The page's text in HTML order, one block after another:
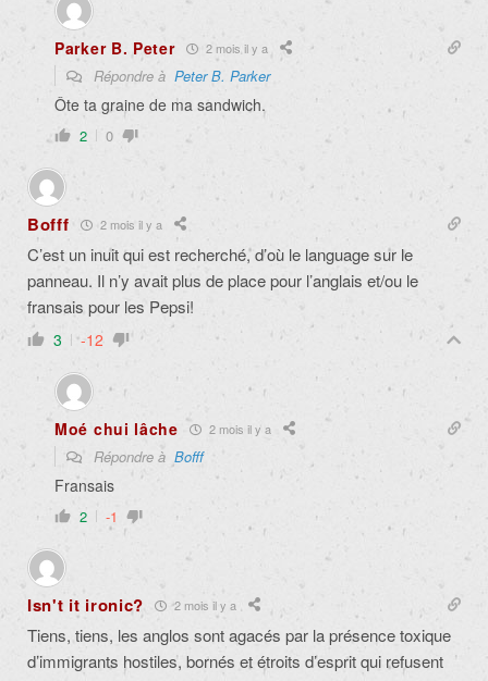
Parker B. Peter 2 mois il y a
Répondre à Peter B. Parker
Ôte ta graine de ma sandwich.
2 0
Bofff 2 mois il y a
C’est un inuit qui est recherché, d’où le language sur le
panneau. Il n’y avait plus de place pour l’anglais et/ou le
fransais pour les Pepsi!
3 -12
Moé chui lâche 2 mois il y a
Répondre à Bofff
Fransais
2 -1
Isn't it ironic? 2 mois il y a
Tiens, tiens, les anglos sont agacés par la présence toxique
d’immigrants hostiles, bornés et étroits d’esprit qui refusent